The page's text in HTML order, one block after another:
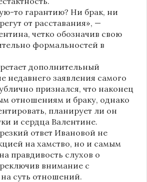
то гарантию? Ни брак, ни
от расставания», —
четко обозначив свою
формальностей в
дополнительный
недавнего заявления самого
признался, что наконец
отношениям и браку, однако
планирует ли он
и сердца Валентине.
ответ Ивановой не
на хамство, но и самым
правдивость слухов о
внимание с
суть отношений.